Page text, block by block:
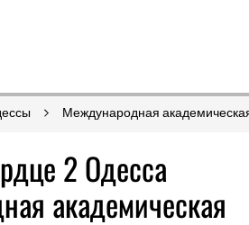
Международная
2 Одесса
академическая